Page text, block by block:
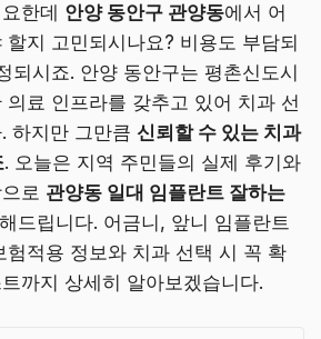
한데 안양 동안구 관양동에서 어
지 고민되시나요? 비용도 부담되
되시죠. 안양 동안구는 평촌신도시
의료 인프라를 갖추고 있어 치과 선
하지만 그만큼 신뢰할 수 있는 치과
. 오늘은 지역 주민들의 실제 후기와
로 관양동 일대 임플란트 잘하는
드립니다. 어금니, 앞니 임플란트
험적용 정보와 치과 선택 시 꼭 확
까지 상세히 알아보겠습니다.